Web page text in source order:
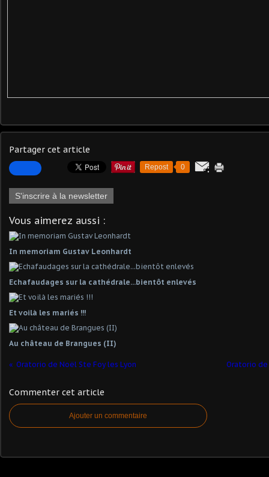
Partager cet article
Repost 0
S'inscrire à la newsletter
Vous aimerez aussi :
In memoriam Gustav Leonhardt
Echafaudages sur la cathédrale...bientôt enlevés
Et voilà les mariés !!!
Au château de Brangues (II)
Oratorio de Noël Ste Foy les Lyon Oratorio de
Commenter cet article
Ajouter un commentaire